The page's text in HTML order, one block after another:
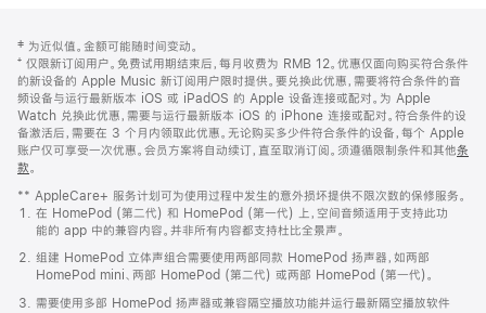
页
页
脚
注
‡ 为近似值。金额可能随时间变动。
⁺ 仅限新订阅用户。免费试用期结束后，每月收费为 RMB 12。优惠仅面向购买符合条件
的新设备的 Apple Music 新订阅用户限时提供。要兑换此优惠，需要将符合条件的音
频设备与运行最新版本 iOS 或 iPadOS 的 Apple 设备连接或配对。为 Apple
Watch 兑换此优惠，需要与运行最新版本 iOS 的 iPhone 连接或配对。符合条件的设
备激活后，需要在 3 个月内领取此优惠。无论购买多少件符合条件的设备，每个 Apple
账户仅可享受一次优惠。会员方案将自动续订，直至取消订阅。须遵循限制条件和其他条
款。
窗
口
中
打
开)
** AppleCare+ 服务计划可为使用过程中发生的意外损坏提供不限次数的保修服务。
在 HomePod (第二代) 和 HomePod (第一代) 上，空间音频适用于支持此功
能的 app 中的兼容内容。并非所有内容都支持杜比全景声。
组建 HomePod 立体声组合需要使用两部同款 HomePod 扬声器，如两部
HomePod mini、两部 HomePod (第二代) 或两部 HomePod (第一代)。
需要使用多部 HomePod 扬声器或兼容隔空播放功能并运行最新隔空播放软件